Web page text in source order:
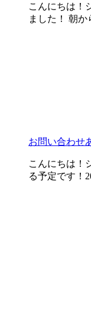
こんにちは！
ました！ 朝
お問い合わせ
こんにちは！
る予定です！